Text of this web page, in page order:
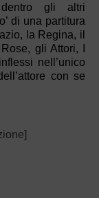
gli altri
di una partitura
la Regina, il
gli Attori, I
nell’unico
con se